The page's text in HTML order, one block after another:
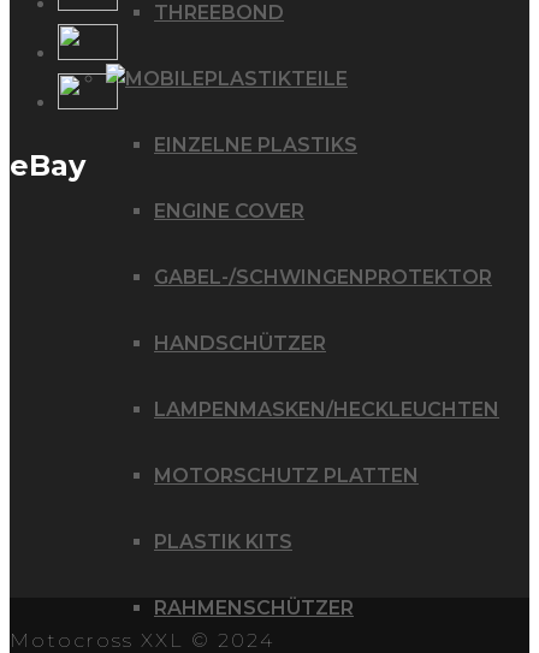
THREEBOND
PLASTIKTEILE
EINZELNE PLASTIKS
ENGINE COVER
GABEL-/SCHWINGENPROTEKTOR
HANDSCHÜTZER
LAMPENMASKEN/HECKLEUCHTEN
MOTORSCHUTZ PLATTEN
PLASTIK KITS
RAHMENSCHÜTZER
eBay
Motocross XXL © 2024